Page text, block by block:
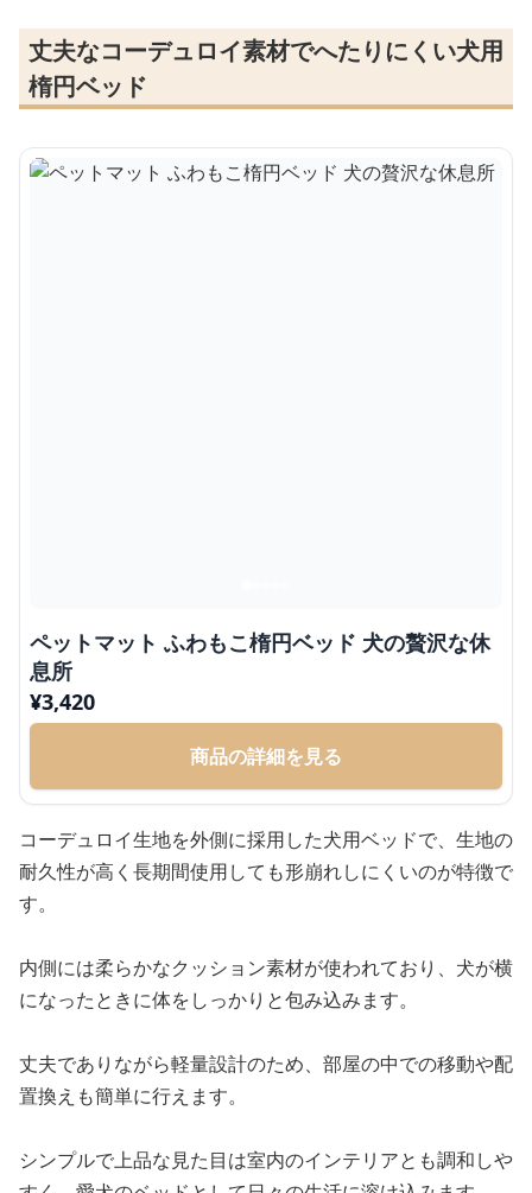
丈夫なコーデュロイ素材でへたりにくい犬用
楕円ベッド
ペットマット ふわもこ楕円ベッド 犬の贅沢な休
息所
¥3,420
商品の詳細を見る
コーデュロイ生地を外側に採用した犬用ベッドで、生地の
耐久性が高く長期間使用しても形崩れしにくいのが特徴で
す。
内側には柔らかなクッション素材が使われており、犬が横
になったときに体をしっかりと包み込みます。
丈夫でありながら軽量設計のため、部屋の中での移動や配
置換えも簡単に行えます。
シンプルで上品な見た目は室内のインテリアとも調和しや